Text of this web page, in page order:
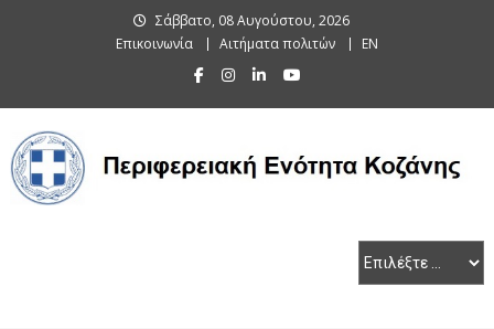
Σάββατο, 08 Αυγούστου, 2026
Επικοινωνία
Αιτήματα πολιτών EN